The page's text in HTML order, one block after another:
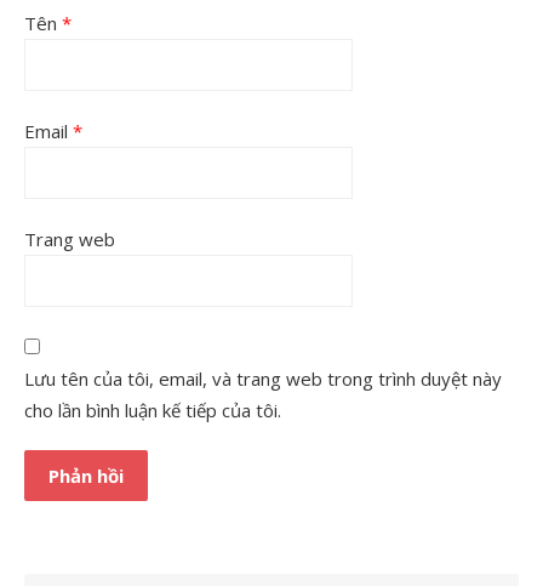
Tên *
Email *
Trang web
Lưu tên của tôi, email, và trang web trong trình duyệt này
cho lần bình luận kế tiếp của tôi.